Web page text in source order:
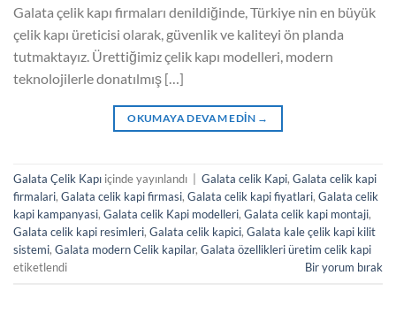
Galata çelik kapı firmaları denildiğinde, Türkiye nin en büyük
çelik kapı üreticisi olarak, güvenlik ve kaliteyi ön planda
tutmaktayız. Ürettiğimiz çelik kapı modelleri, modern
teknolojilerle donatılmış […]
OKUMAYA DEVAM EDIN →
Galata Çelik Kapı içinde yayınlandı Galata celik Kapi, Galata celik kapi
firmalari, Galata celik kapi firmasi, Galata celik kapi fiyatlari, Galata celik
kapi kampanyasi, Galata celik Kapi modelleri, Galata celik kapi montaji,
Galata celik kapi resimleri, Galata celik kapici, Galata kale çelik kapi kilit
sistemi, Galata modern Celik kapilar, Galata özellikleri üretim celik kapi
etiketlendi
Bir yorum bırak